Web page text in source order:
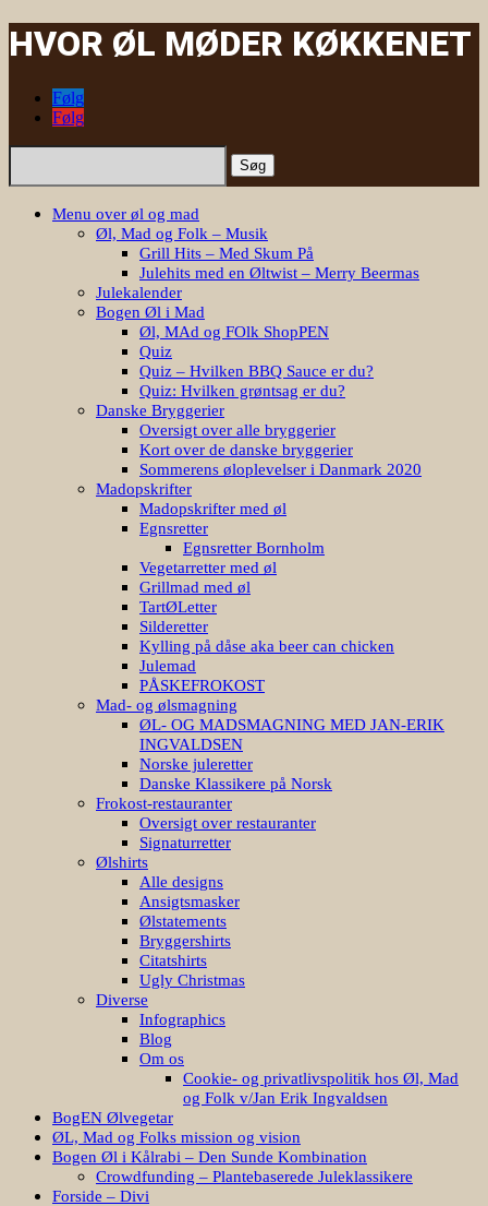
HVOR ØL MØDER KØKKENET
Følg
Følg
Søg
Menu over øl og mad
Øl, Mad og Folk – Musik
Grill Hits – Med Skum På
Julehits med en Øltwist – Merry Beermas
Julekalender
Bogen Øl i Mad
Øl, MAd og FOlk ShopPEN
Quiz
Quiz – Hvilken BBQ Sauce er du?
Quiz: Hvilken grøntsag er du?
Danske Bryggerier
Oversigt over alle bryggerier
Kort over de danske bryggerier
Sommerens øloplevelser i Danmark 2020
Madopskrifter
Madopskrifter med øl
Egnsretter
Egnsretter Bornholm
Vegetarretter med øl
Grillmad med øl
TartØLetter
Silderetter
Kylling på dåse aka beer can chicken
Julemad
PÅSKEFROKOST
Mad- og ølsmagning
ØL- OG MADSMAGNING MED JAN-ERIK
INGVALDSEN
Norske juleretter
Danske Klassikere på Norsk
Frokost-restauranter
Oversigt over restauranter
Signaturretter
Ølshirts
Alle designs
Ansigtsmasker
Ølstatements
Bryggershirts
Citatshirts
Ugly Christmas
Diverse
Infographics
Blog
Om os
Cookie- og privatlivspolitik hos Øl, Mad
og Folk v/Jan Erik Ingvaldsen
BogEN Ølvegetar
ØL, Mad og Folks mission og vision
Bogen Øl i Kålrabi – Den Sunde Kombination
Crowdfunding – Plantebaserede Juleklassikere
Forside – Divi